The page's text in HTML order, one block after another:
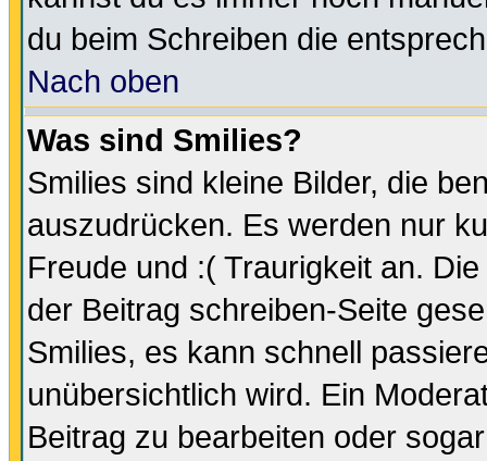
du beim Schreiben die
Nach oben
Was sind Smilies?
Smilies sind kleine Bilder, die
auszudrücken. Es werden nur
Freude und :( Traurigkeit an.
der Beitrag schreiben-Seite
Smilies, es kann schnell
unübersichtlich wird. Ein
Beitrag zu bearbeiten oder